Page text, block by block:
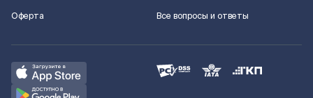
Оферта
Все вопросы и ответы